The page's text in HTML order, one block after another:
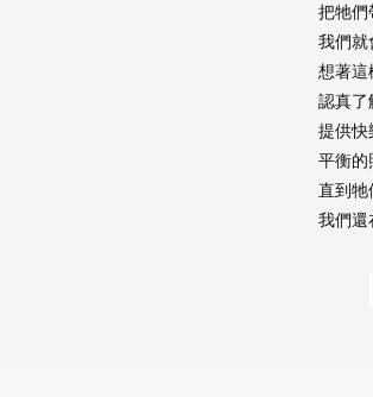
把牠們
我們就
想著這
認真了
提供快
平衡的
直到牠
我們還